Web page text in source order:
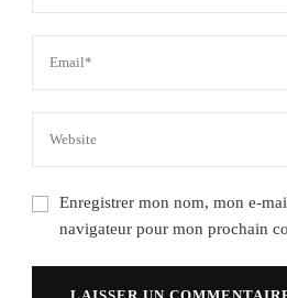
Enregistrer mon nom, mon e-
navigateur pour mon prochain